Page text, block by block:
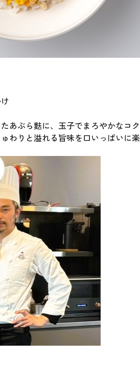
あぶら麩に、玉子でまろやかなコク
わりと溢れる旨味を口いっぱいに楽